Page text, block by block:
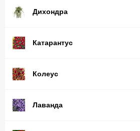
Дихондра
Катарантус
Колеус
Лаванда